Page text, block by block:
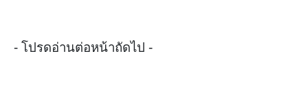
- โปรดอ่านต่อหน้าถัดไป -